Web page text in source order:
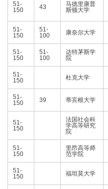
51-
150
43
马德里康普
斯顿大学
51-
150
51-
100
康奈尔大学
51-
150
51-
100
达特茅斯学
院
51-
150
杜克大学
51-
150
39 蒂宾根大学
51-
150
法国社会科
学高等研究
院
51-
150
里昂高等师
范学院
51-
150
福坦莫大学